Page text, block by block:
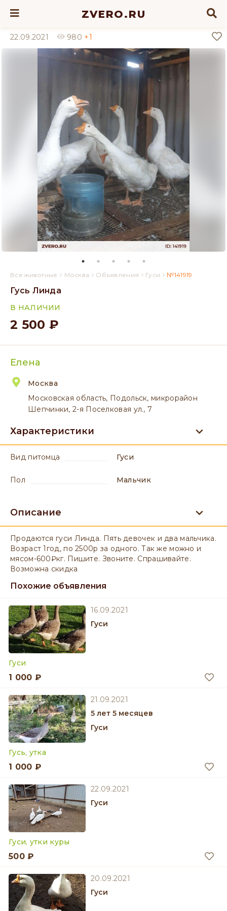
ZVERO.RU
22.09.2021 980 +1
Все животные › Москва › Объявления › Гуси › №141919
Гусь Линда
В НАЛИЧИИ
2 500 ₽
Елена
Москва
Московская область, Подольск, микрорайон
Шепчинки, 2-я Поселковая ул., 7
Характеристики
вид питомца Гуси
пол мальчик
Описание
Продаются гуси Линда. Пять девочек и два мальчика.
Возраст 1год, по 2500р за одного. Так же можно и
мясом-600₽кг. Пишите. Звоните. Спрашивайте.
Возможна скидка
Похожие объявления
16.09.2021
Гуси
Гуси
1 000 ₽
21.09.2021
5 лет 5 месяцев
Гуси
Гусь, утка
1 000 ₽
22.09.2021
Гуси
Гуси, утки куры
500 ₽
20.09.2021
Гуси